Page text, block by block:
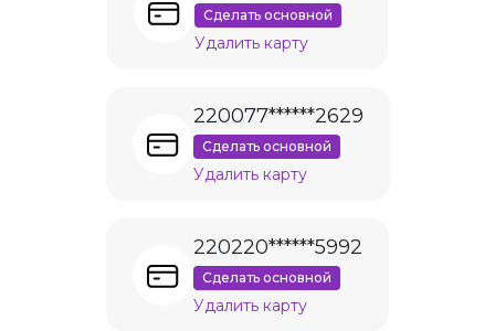
Сделать основной
Удалить карту
220077******2629
Сделать основной
Удалить карту
220220******5992
Сделать основной
Удалить карту